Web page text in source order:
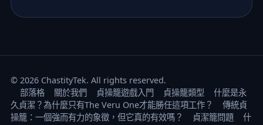
© 2026 ChastityTek. All rights reserved.
部落格
關於我們 貞操籠遊戲入門 貞操籠類型
什麼是永
久貞潔？為什麼只有The Veru One才能勝任這項工作？
傳統貞
操籠：一個強而有力的象徵，但它真的有效嗎？
貞潔籠問題
什